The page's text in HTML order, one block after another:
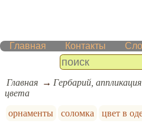
Главная Контакты
Главная Гербарий,
цвета
орнаменты
соломка цвет в